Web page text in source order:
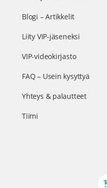
Blogi – Artikkelit
Liity VIP-jäseneksi
VIP-videokirjasto
FAQ – Usein kysyttyä
Yhteys & palautteet
Tiimi